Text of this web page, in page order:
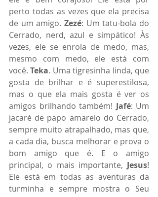
perto todas as vezes que ela precisa
de um amigo. Zezé: Um tatu-bola do
Cerrado, nerd, azul e simpático! Às
vezes, ele se enrola de medo, mas,
mesmo com medo, ele está com
você. Teka. Uma tigresinha linda, que
gosta de brilhar e é superestilosa,
mas o que ela mais gosta é ver os
amigos brilhando também! Jafé: Um
jacaré de papo amarelo do Cerrado,
sempre muito atrapalhado, mas que,
a cada dia, busca melhorar e prova o
bom amigo que é. E o amigo
principal, o mais importante, Jesus!
Ele está em todas as aventuras da
turminha e sempre mostra o Seu